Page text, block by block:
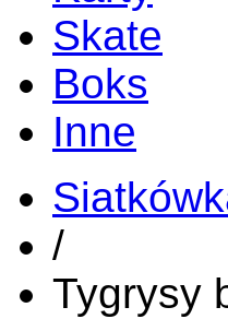
Skate
Boks
Inne
/
Tygrysy